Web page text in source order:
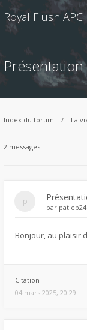
Royal Flush APC
Présentation
Index du forum La
2 messages
par patleb24
Bonjour, au plaisir
Citation
04 mars 2025, 20:29